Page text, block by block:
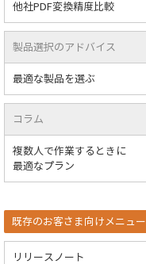
他社PDF変換精度比較
製品選択のアドバイス
最適な製品を選ぶ
コラム
複数人で作業するときに
最適なプラン
既存のお客さま向けメニュー
リリースノート